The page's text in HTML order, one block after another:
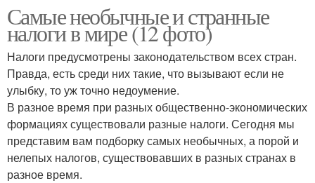
Налог на тень Налог на гипс
Налог на мир
Налог на шашлык
Самые необычные и странные
налоги в мире (12 фото)
Налоги предусмотрены законодательством всех стран.
Правда, есть среди них такие, что вызывают если не
улыбку, то уж точно недоумение.
В разное время при разных общественно-экономических
формациях существовали разные налоги. Сегодня мы
представим вам подборку самых необычных, а порой и
нелепых налогов, существовавших в разных странах в
разное время.